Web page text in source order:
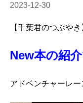
2023-12-30
【千葉君のつぶやき
New本の紹
アドベンチャーレー